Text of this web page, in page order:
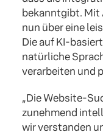
bekanntgibt. Mit
nun über eine
Die auf KI-
natürliche
verarbeiten und
„Die Website-
zunehmend
wir verstanden